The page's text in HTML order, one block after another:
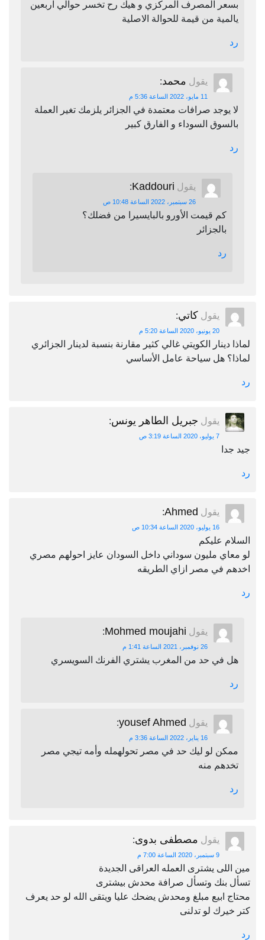
بسعر المصرف المركزي و هيك رح تخسر حوالي اربعين
يالمية من قيمة للحوالة الاصلية
رد
يقول محمد:
11 مايو، 2022 الساعة 5:36 م
لا يوجد صرافات معتمدة في الجزائر يلزمك تغير العملة
بالسوق السوداء و الفارق كبير
رد
يقول Kaddouri
:
26 سبتمبر، 2022 الساعة 10:48 ص
كم قيمت الأورو بالبايسيرا من فضلك؟
بالجزائر
رد
يقول كاتي:
20 يونيو، 2020 الساعة 5:20 م
لماذا دينار الكويتي غالي كثير مقارنة بنسبة لدينار الجزائري
لماذا؟ هل سياحة عامل الأساسي
رد
يقول جبريل الطاهر يونس:
7 يوليو، 2020 الساعة 3:19 ص
جيد جدا
رد
يقول Ahmed
:
16 يوليو، 2020 الساعة 10:34 ص
السلام عليكم
لو معاي مليون سوداني داخل السودان عايز احولهم مصري
اخدهم في مصر ازاي الطريقه
رد
يقول Mohmed moujahi
:
26 نوفمبر، 2021 الساعة 1:41 م
هل في حد من المغرب يشتري الفرنك السويسري
رد
يقول yousef Ahmed
:
16 يناير، 2022 الساعة 3:36 م
ممكن لو ليك حد في مصر تحولهمله وأمه تيجي مصر
تخدهم منه
رد
يقول مصطفى بدوى:
9 سبتمبر، 2020 الساعة 7:00 م
مين اللى يشترى العمله العراقى الجديدة
تسأل بنك وتسأل صرافة محدش بيشترى
محتاج ابيع مبلغ ومحدش يضحك عليا ويتقى الله لو حد يعرف
كتر خيرك لو تدلنى
رد